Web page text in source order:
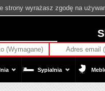
Sypialnia
strony wyrażasz zgodę na